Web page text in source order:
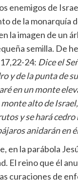
enemigos de
de la monarquía
la imagen de un
semilla. De
24: Dice el
y de la punta de
en un monte
alto de
y se hará
anidarán en
en la parábola
El reino que él
curaciones de